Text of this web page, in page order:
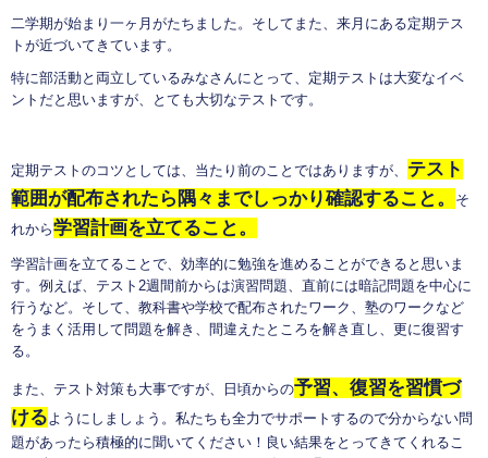
二学期が始まり一ヶ月がたちました。そしてまた、来月にある定期テス
トが近づいてきています。
特に部活動と両立しているみなさんにとって、定期テストは大変なイベ
ントだと思いますが、とても大切なテストです。
定期テストのコツとしては、当たり前のことではありますが、 テスト
範囲が配布されたら隅々までしっかり確認すること。
そ
れから学習計画を立てること。
学習計画を立てることで、効率的に勉強を進めることができると思いま
す。例えば、テスト2週間前からは演習問題、直前には暗記問題を中心に
行うなど。そして、教科書や学校で配布されたワーク、塾のワークなど
をうまく活用して問題を解き、間違えたところを解き直し、更に復習す
る。
また、テスト対策も大事ですが、日頃からの予習、復習を習慣づ
ける ようにしましょう。私たちも全力でサポートするので分からない問
題があったら積極的に聞いてください！良い結果をとってきてくれるこ